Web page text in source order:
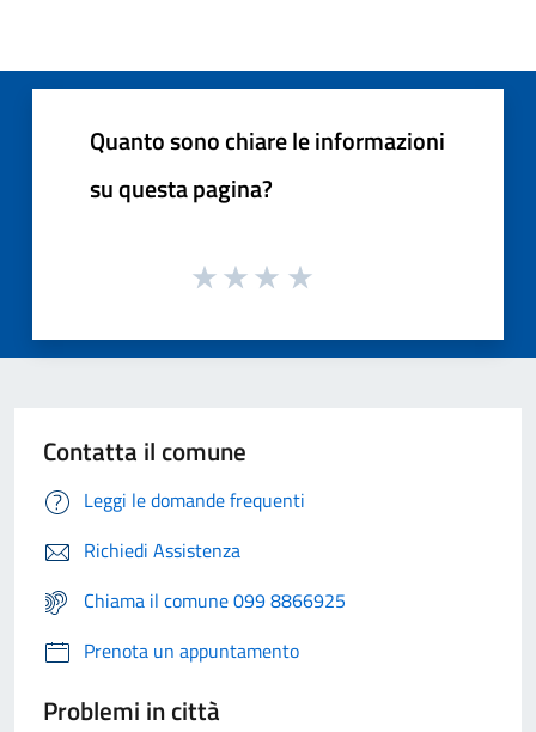
Quanto sono chiare le informazioni
su questa pagina?
Contatta il comune
Leggi le domande frequenti
Richiedi Assistenza
Chiama il comune 099 8866925
Prenota un appuntamento
Problemi in città